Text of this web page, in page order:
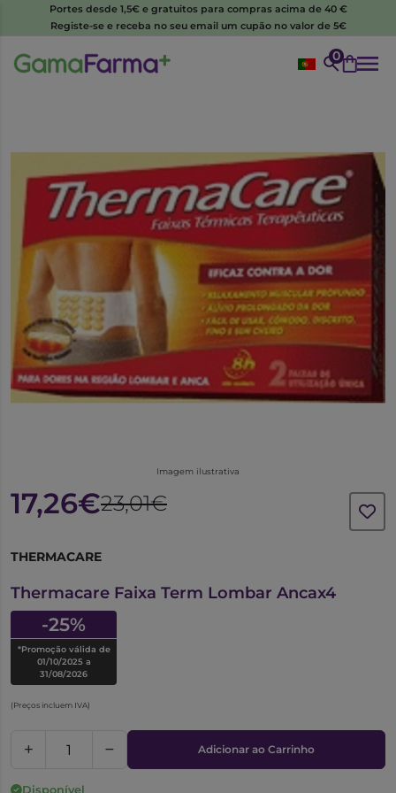
Portes desde 1,5€ e gratuitos para compras acima de 40 €
Registe-se e receba no seu email um cupão no valor de 5€
0
Imagem ilustrativa
17,26€23,01€
THERMACARE
Thermacare Faixa Term Lombar Ancax4
-25%
*Promoção válida de
01/10/2025 a
31/08/2026
(Preços incluem IVA)
Adicionar ao Carrinho
Disponível